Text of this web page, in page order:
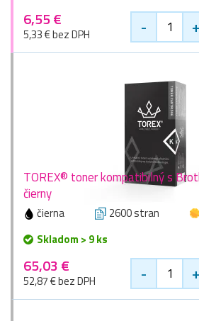
6,55 €
5,33 € bez DPH - +
TOREX® toner kompatibilný s
čierny
čierna 2600 stran
Skladom > 9 ks
65,03 €
52,87 € bez DPH - +